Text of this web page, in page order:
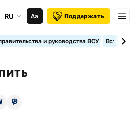
RU Аа Поддержать
и руководства ВСУ